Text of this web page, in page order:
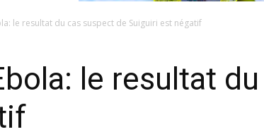
le resultat du cas suspect de Suiguiri est négatif
le resultat